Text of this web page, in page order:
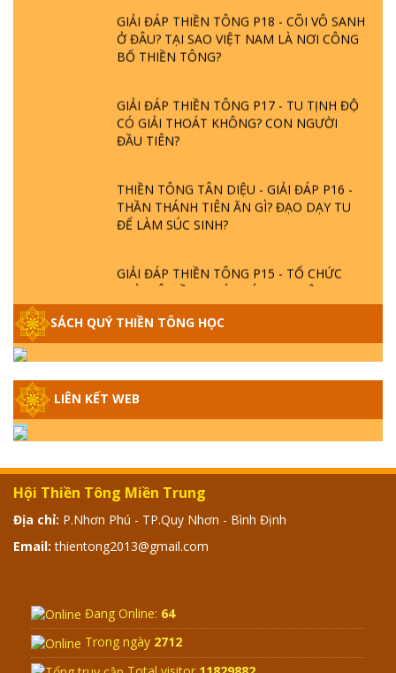
GIẢI ĐÁP THIỀN TÔNG P18 - CÕI VÔ SANH
Ở ĐÂU? TẠI SAO VIỆT NAM LÀ NƠI CÔNG
BỐ THIỀN TÔNG?
GIẢI ĐÁP THIỀN TÔNG P17 - TU TỊNH ĐỘ
CÓ GIẢI THOÁT KHÔNG? CON NGƯỜI
ĐẦU TIÊN?
THIỀN TÔNG TÂN DIỆU - GIẢI ĐÁP P16 -
THẦN THÁNH TIÊN ĂN GÌ? ĐẠO DẠY TU
ĐỂ LÀM SÚC SINH?
GIẢI ĐÁP THIỀN TÔNG P15 - TỔ CHỨC
LOÀI CÔ HỒN - GIÁO LÝ ĐẠO PHẬT KHI
NÀO XUẤT BẢN
TẦNG BÌNH LƯU LỚN ĐẾN ĐÂU
KHÔNG? XÁ LỢI PHẬT THẬT - GIẢ | TTTD
GIẢI ĐÁP THIỀN TÔNG ĐẶC BIỆT - P12 -
THÁNH ĐÂM THẦN VẶN HỌNG?
SÁCH QUÝ THIỀN TÔNG HỌC
LIÊN KẾT WEB
Hội Thiền Tông Miền Trung
Địa chỉ: P.Nhơn Phú - TP.Quy Nhơn - Bình Định
Email: thientong2013@gmail.com
Đang Online: 64
Trong ngày 2712